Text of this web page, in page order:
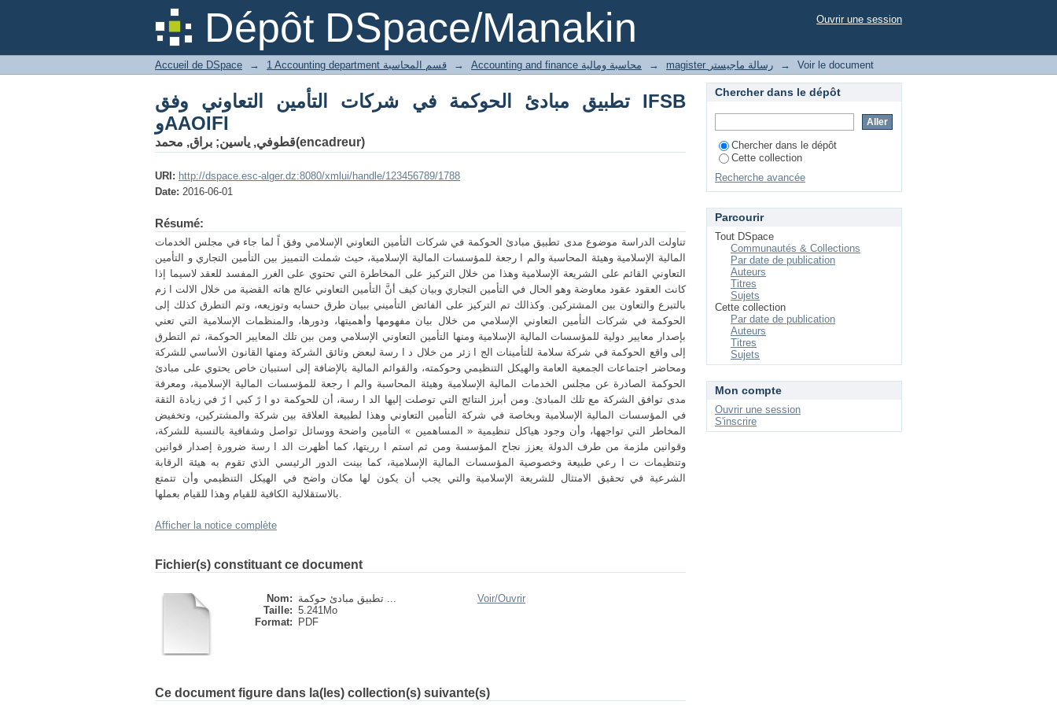
Dépôt DSpace/Manakin Ouvrir une session
Accueil de DSpace → 1 Accounting department قسم المحاسبة → Accounting and finance محاسبة ومالية → magister رسالة ماجيستر → Voir le document
تطبیق مبادئ الحوكمة في شركات التأمین التعاوني وفق IFSB
وAAOIFI
قطوفي, یاسین; براق, محمد(encadreur)
URI: http://dspace.esc-alger.dz:8080/xmlui/handle/123456789/1788
Date: 2016-06-01
Résumé:
تناولت الدراسة موضوع مدى تطبيق مبادئ الحوكمة في شركات التأمين التعاوني الإسلامي وفق اً لما جاء في مجلس الخدمات
المالية الإسلامية وهيئة المحاسبة والم ا رجعة للمؤسسات المالية الإسلامية، حيث شملت التمييز بين التأمين التجاري و التأمين
التعاوني القائم على الشريعة الإسلامية وهذا من خلال التركيز على المخاطرة التي تحتوي على الغرر المفسد للعقد لاسيما إذا
كانت العقود عقود معاوضة وهو الحال في التأمين التجاري وبيان كيف أنَّ التأمين التعاوني عالج هاته القضية من خلال الالت ا زم
بالتبرع والتعاون بين المشتركين. وكذالك تم التركيز على الفائض التأميني ببيان طرق حسابه وتوزيعه، وتم التطرق كذلك إلى
الحوكمة في شركات التأمين التعاوني الإسلامي من خلال بيان مفهومها وأهميتها، ودورها، والمنظمات الإسلامية التي تعني
بإصدار معايير دولية للمؤسسات المالية الإسلامية ومنها التأمين التعاوني الإسلامي ومن بين تلك المعايير الحوكمة، ثم التطرق
إلى واقع الحوكمة في شركة سلامة للتأمينات الج ا زئر من خلال د ا رسة لبعض وثائق الشركة ومنها القانون الأساسي للشركة
ومحاضر اجتماعات الجمعية العامة والهيكل التنظيمي وحوكمته، والقوائم المالية بالإضافة إلى استبيان خاص يحتوي على مبادئ
الحوكمة الصادرة عن مجلس الخدمات المالية الإسلامية وهيئة المحاسبة والم ا رجعة للمؤسسات المالية الإسلامية، ومعرفة
مدى توافق الشركة مع تلك المبادئ. ومن أبرز النتائج التي توصلت إليها الد ا رسة، أن للحوكمة دو ا رً كبي ا رً في زيادة الثقة
في المؤسسات المالية الإسلامية وبخاصة في شركة التأمين التعاوني وهذا لطبيعة العلاقة بين شركة والمشتركين، وتخفيض
المخاطر التي تواجهها، وأن وجود هياكل تنظيمية « المساهمين » التأمين واضحة ووسائل تواصل وشفافية بالنسبة للشركة،
وقوانين ملزمة من طرف الدولة يعزز نجاح المؤسسة ومن ثم استم ا رريتها، كما أظهرت الد ا رسة ضرورة إصدار قوانين
وتنظيمات ت ا رعي طبيعة وخصوصية المؤسسات المالية الإسلامية، كما بينت الدور الرئيسي الذي تقوم به هيئة الرقابة
الشرعية في تحقيق الامتثال للشريعة الإسلامية والتي يجب أن يكون لها مكان واضح في الهيكل التنظيمي وأن تتمتع
بالاستقلالية الكافية للقيام وهذا للقيام بعملها.
Afficher la notice complète
Fichier(s) constituant ce document
Nom:
تطبيق مبادئ حوكمة ...
Taille: 5.241Mo
Format:
PDF
Voir/Ouvrir
Ce document figure dans la(les) collection(s) suivante(s)
Chercher dans le dépôt
Chercher dans le dépôt
Cette collection
Recherche avancée
Parcourir
Tout DSpace
Communautés & Collections
Par date de publication
Auteurs
Titres
Sujets
Cette collection
Par date de publication
Auteurs
Titres
Sujets
Mon compte
Ouvrir une session
S'inscrire